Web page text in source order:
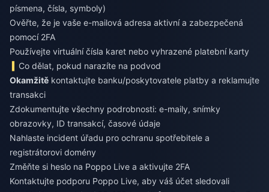
písmena, čísla, symboly)
Ověřte, že je vaše e-mailová adresa aktivní a zabezpečená
pomocí 2FA
Používejte virtuální čísla karet nebo vyhrazené platební karty
Co dělat, pokud narazíte na podvod
Okamžitě kontaktujte banku/poskytovatele platby a reklamujte
transakci
Zdokumentujte všechny podrobnosti: e-maily, snímky
obrazovky, ID transakcí, časové údaje
Nahlaste incident úřadu pro ochranu spotřebitele a
registrátorovi domény
Změňte si heslo na Poppo Live a aktivujte 2FA
Kontaktujte podporu Poppo Live, aby váš účet sledovali